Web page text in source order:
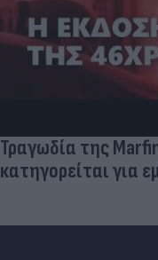
Πανζουρλισμός
Χιλιάδες κόσμου
(video)